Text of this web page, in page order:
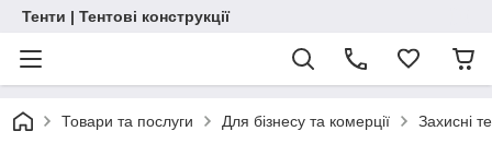
Тенти | Тентові конструкції
Товари та послуги Для бізнесу та комерції Захисні